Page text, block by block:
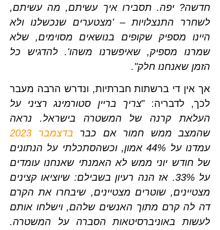
חדשה? יפה. תסבירו איך עשיתם, מה עשיתם,
לשחרר התנצלויות – 'מצטערים שנכשלנו ולא
שמרנו מספיק, שאיפשרנו משהו'. להדגיש כל
שאנחנו חלק".
אך אין די ברשתות חברתיות, ונדרש הרבה מעבר
לדבריה: "
צריך בריין סטורמינג רציני על
ממש חמור אם כבר
בדצמבר 2023
עמדנו על 44% אמון, וכשהסתכלתי על הנתונים
של חודש יוני ממש לא האמנתי שאנחנו עומדים
על 33%. אז הנה רעיון בשבילם: שיוציאו קצינים
מצטיינים, שוטרים מצטיינים, שיבחרו את הקרם
לעשות באוניברסיטאות הסברה על המשטרה.